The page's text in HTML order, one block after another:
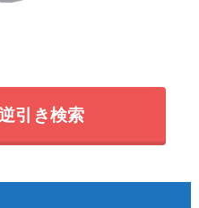
引き検索